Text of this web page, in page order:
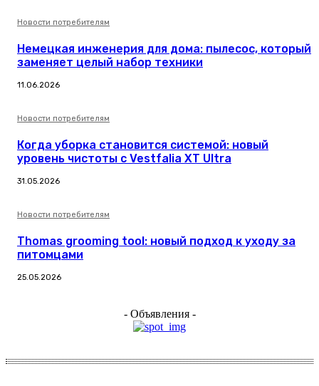
Новости потребителям
Немецкая инженерия для дома: пылесос, который
заменяет целый набор техники
11.06.2026
Новости потребителям
Когда уборка становится системой: новый
уровень чистоты с Vestfalia XT Ultra
31.05.2026
Новости потребителям
Thomas grooming tool: новый подход к уходу за
питомцами
25.05.2026
- Объявления -